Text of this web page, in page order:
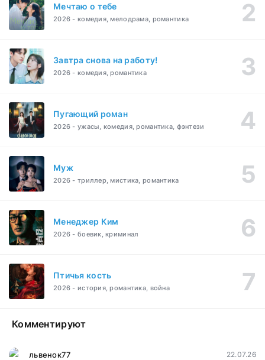
Мечтаю о тебе
2026 - комедия, мелодрама, романтика
Завтра снова на работу!
2026 - комедия, романтика
Пугающий роман
2026 - ужасы, комедия, романтика, фэнтези
Муж
2026 - триллер, мистика, романтика
Менеджер Ким
2026 - боевик, криминал
Птичья кость
2026 - история, романтика, война
Комментируют
львенок77 22.07.26